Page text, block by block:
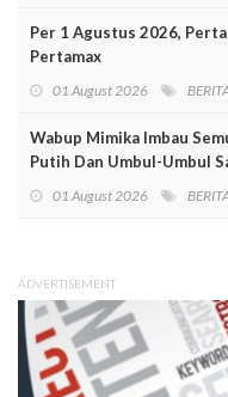
Per 1 Agustus 2026,
Pertamax
01 August 2026
Wabup Mimika Imbau
Putih Dan Umbul-Umbul
01 August 2026
ADVERTISEMENT